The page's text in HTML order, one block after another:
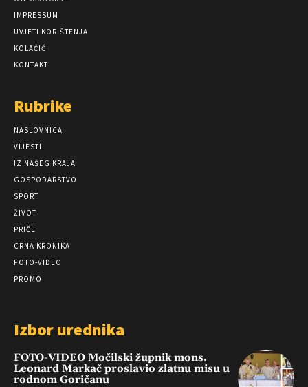
IMPRESSUM
UVJETI KORIŠTENJA
KOLAČIĆI
KONTAKT
Rubrike
NASLOVNICA
VIJESTI
IZ NAŠEG KRAJA
GOSPODARSTVO
SPORT
ŽIVOT
PRIČE
CRNA KRONIKA
FOTO-VIDEO
PROMO
Izbor urednika
FOTO-VIDEO Močilski župnik mons.
Leonard Markač proslavio zlatnu misu u
rodnom Goričanu